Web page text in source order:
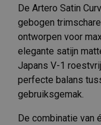
De Artero Satin
gebogen
ontworpen voor
elegante satijn
Japans V-1
perfecte balans
gebruiksgemak.
De combinatie van